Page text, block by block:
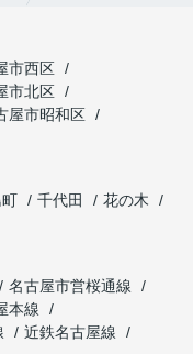
市西区
市北区
屋市昭和区
千代田
花の木
名古屋市営桜通線
本線
近鉄名古屋線